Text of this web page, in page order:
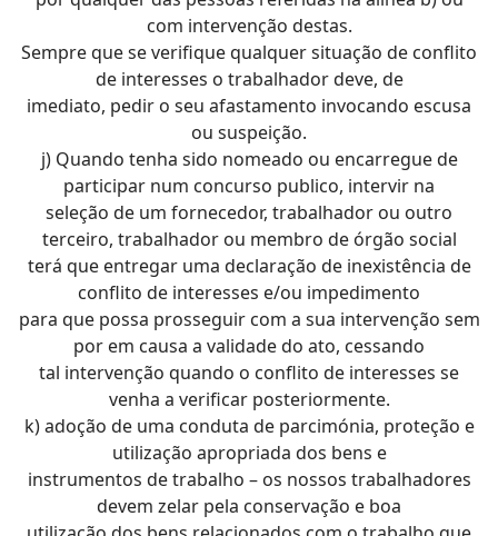
com intervenção destas.
Sempre que se verifique qualquer situação de conflito
de interesses o trabalhador deve, de
imediato, pedir o seu afastamento invocando escusa
ou suspeição.
j) Quando tenha sido nomeado ou encarregue de
participar num concurso publico, intervir na
seleção de um fornecedor, trabalhador ou outro
terceiro, trabalhador ou membro de órgão social
terá que entregar uma declaração de inexistência de
conflito de interesses e/ou impedimento
para que possa prosseguir com a sua intervenção sem
por em causa a validade do ato, cessando
tal intervenção quando o conflito de interesses se
venha a verificar posteriormente.
k) adoção de uma conduta de parcimónia, proteção e
utilização apropriada dos bens e
instrumentos de trabalho – os nossos trabalhadores
devem zelar pela conservação e boa